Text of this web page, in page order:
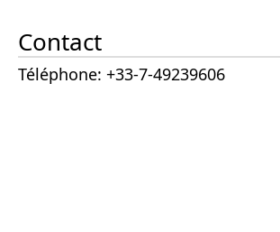
Contact
Téléphone: +33-7-49239606